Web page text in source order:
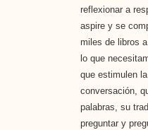
reflexionar a
aspire y se
miles de libros
lo que
que estimulen
conversación,
palabras, su
preguntar y